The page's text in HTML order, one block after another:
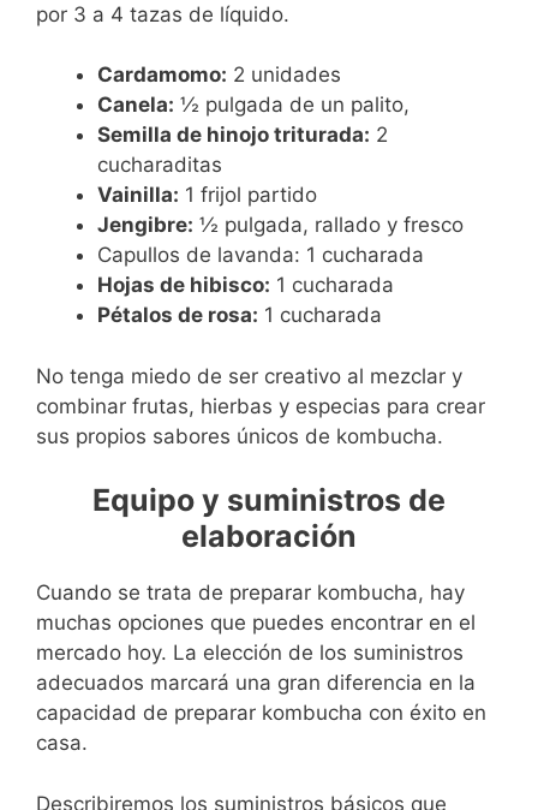
por 3 a 4 tazas de líquido.
Cardamomo: 2 unidades
Canela: ½ pulgada de un palito,
Semilla de hinojo triturada: 2
cucharaditas
Vainilla: 1 frijol partido
Jengibre: ½ pulgada, rallado y fresco
Capullos de lavanda: 1 cucharada
Hojas de hibisco: 1 cucharada
Pétalos de rosa: 1 cucharada
No tenga miedo de ser creativo al mezclar y
combinar frutas, hierbas y especias para crear
sus propios sabores únicos de kombucha.
Equipo y suministros de
elaboración
Cuando se trata de preparar kombucha, hay
muchas opciones que puedes encontrar en el
mercado hoy. La elección de los suministros
adecuados marcará una gran diferencia en la
capacidad de preparar kombucha con éxito en
casa.
Describiremos los suministros básicos que